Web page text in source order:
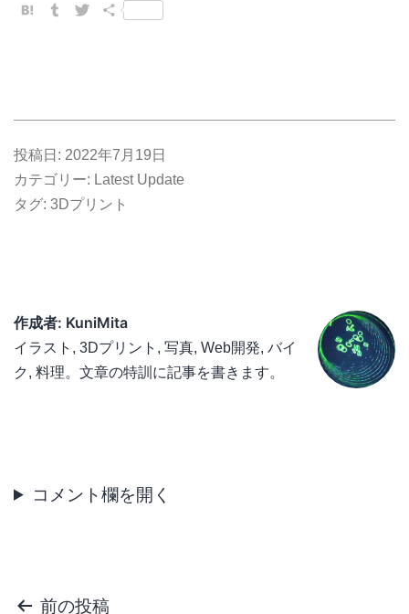
HatenaTumblrTwitter
共
投稿日: 2022年7月19日
カテゴリー: Latest Update
タグ: 3Dプリント
作成者: KuniMita
イラスト, 3Dプリント, 写真, Web開発, バイ
ク, 料理。文章の特訓に記事を書きます。
前の投稿